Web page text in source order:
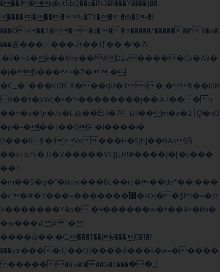
���J�q�ut5bQ��q�lǊ�R���Y����{��
����l����c�TY���W�S�?
���O>��2���q���rz�����/'�������*8�o�
���矗���;T:���ᒎt��吁�� �'�.Ὰ
.�3�+4�e��Mm��#D2v�����Cv�A9�
�j�S���>�7� �
�C_�`���KOB`X���qU�T<�,�K��lo8
8��t�pW(�F�'>��������j��iA7���h
��=�x�\n�/o�L'@��ȄH�7P_LH��m�a�2׀Ǫ�nO
�p�-���t��Q9`�l����i�
O���RE�J}Ve ���H�S)h]��BAq謪
��xTa75�,U�V�����VC]}U?!#����(�[�k���
��?
�m��5�g�"�ѩsw���8c��rt���do*��;���
�c�#�޳�ͯ������=���7�sO{��ğPݿ�=�)z
V�������Y4p�.�ϟ������w�f��4>�Bh�
�w���# # "�
����ώ��:�CJ���T��je���C�1�?
���xϫ����:Џ��Q{����ǿ���s�ϰ=�����
�����l�85�r���G�C���ڵ��